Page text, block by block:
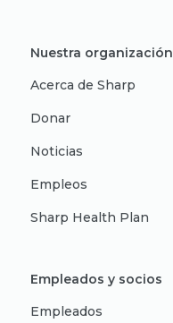
Nuestra organización
Acerca de Sharp
Donar
Noticias
Empleos
Sharp Health Plan
Empleados y socios
Empleados